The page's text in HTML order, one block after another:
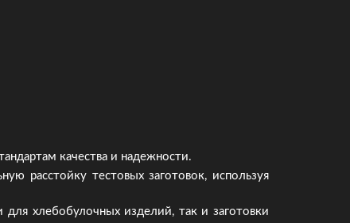
качества и надежности.
расстойку тестовых заготовок, используя
хлебобулочных изделий, так и заготовки